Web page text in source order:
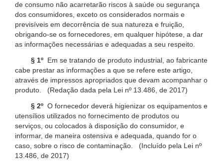
de consumo não acarretarão riscos à saúde ou segurança
dos consumidores, exceto os considerados normais e
previsíveis em decorrência de sua natureza e fruição,
obrigando-se os fornecedores, em qualquer hipótese, a dar
as informações necessárias e adequadas a seu respeito.
§ 1º Em se tratando de produto industrial, ao fabricante
cabe prestar as informações a que se refere este artigo,
através de impressos apropriados que devam acompanhar o
produto. (Redação dada pela Lei nº 13.486, de 2017)
§ 2º O fornecedor deverá higienizar os equipamentos e
utensílios utilizados no fornecimento de produtos ou
serviços, ou colocados à disposição do consumidor, e
informar, de maneira ostensiva e adequada, quando for o
caso, sobre o risco de contaminação. (Incluído pela Lei nº
13.486, de 2017)